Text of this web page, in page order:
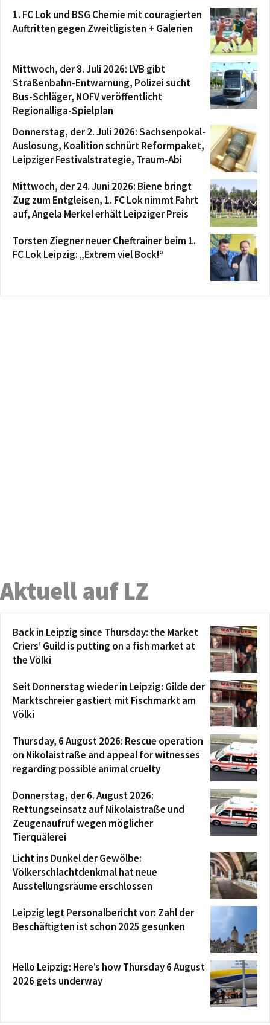
1. FC Lok und BSG Chemie mit couragierten
Auftritten gegen Zweitligisten + Galerien
Mittwoch, der 8. Juli 2026: LVB gibt
Straßenbahn-Entwarnung, Polizei sucht
Bus-Schläger, NOFV veröffentlicht
Regionalliga-Spielplan
Donnerstag, der 2. Juli 2026: Sachsenpokal-
Auslosung, Koalition schnürt Reformpaket,
Leipziger Festivalstrategie, Traum-Abi
Mittwoch, der 24. Juni 2026: Biene bringt
Zug zum Entgleisen, 1. FC Lok nimmt Fahrt
auf, Angela Merkel erhält Leipziger Preis
Torsten Ziegner neuer Cheftrainer beim 1.
FC Lok Leipzig: „Extrem viel Bock!“
Aktuell auf LZ
Back in Leipzig since Thursday: the Market
Criers’ Guild is putting on a fish market at
the Völki
Seit Donnerstag wieder in Leipzig: Gilde der
Marktschreier gastiert mit Fischmarkt am
Völki
Thursday, 6 August 2026: Rescue operation
on Nikolaistraße and appeal for witnesses
regarding possible animal cruelty
Donnerstag, der 6. August 2026:
Rettungseinsatz auf Nikolaistraße und
Zeugenaufruf wegen möglicher
Tierquälerei
Licht ins Dunkel der Gewölbe:
Völkerschlachtdenkmal hat neue
Ausstellungsräume erschlossen
Leipzig legt Personalbericht vor: Zahl der
Beschäftigten ist schon 2025 gesunken
Hello Leipzig: Here’s how Thursday 6 August
2026 gets underway